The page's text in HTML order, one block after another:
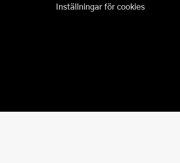
Inställningar för cookies